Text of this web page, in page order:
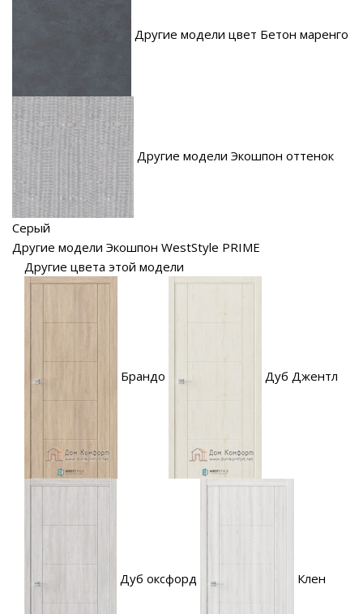
Другие модели цвет Бетон маренго
Другие модели Экошпон оттенок
Серый
Другие модели Экошпон WestStyle PRIME
Другие цвета этой модели
Брандо Дуб Джентл
Дуб оксфорд Клен